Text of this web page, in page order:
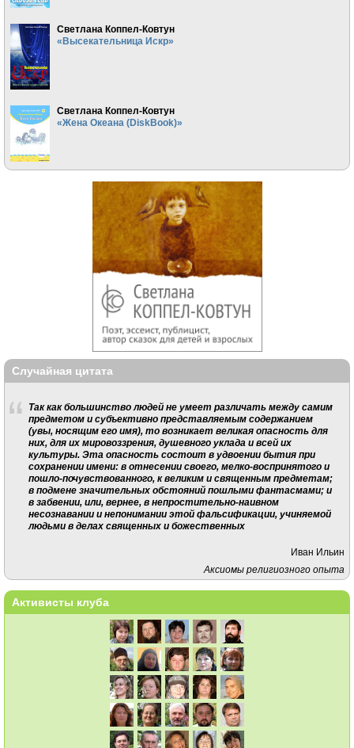
Светлана Коппел-Ковтун
«Высекательница Искр»
Светлана Коппел-Ковтун
«Жена Океана (DiskBook)»
Случайная цитата
Так как большинство людей не умеет различать между самим
предметом и субъективно представляемым содержанием
(увы, носящим его имя), то возникает великая опасность для
них, для их мировоззрения, душевного уклада и всей их
культуры. Эта опасность состоит в удвоении бытия при
сохранении имени: в отнесении своего, мелко-воспринятого и
пошло-почувствованного, к великим и священным предметам;
в подмене значительных обстояний пошлыми фантасмами; и
в забвении, или, вернее, в непростительно-наивном
несознавании и непонимании этой фальсификации, учиняемой
людьми в делах священных и божественных
Иван Ильин
Аксиомы религиозного опыта
Активисты клуба